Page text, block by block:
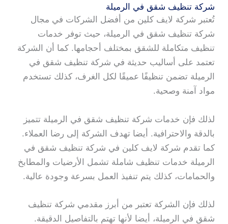
شركة تنظيف شقق في الرميلة
تُعتبر شركة لايف كلين من أفضل الشركات في مجال
شركة تنظيف شقق في الرميلة، حيث توفر خدمات
تنظيف متكاملة للشقق بمختلف أحجامها. كما أن الشركة
تعتمد على أساليب حديثة في شركة تنظيف شقق في
الرميلة تضمن تنظيفًا عميقًا لكل الغرف، كذلك تستخدم
مواد آمنة وصحية.
لذلك فإن خدمات شركة تنظيف شقق في الرميلة تتميز
بالدقة والاحترافية. أيضا تهدف الشركة إلى رضا العملاء.
كما تقدم شركة لايف كلين في شركة تنظيف شقق في
الرميلة خدمات تنظيف شاملة تشمل الأرضيات والمطابخ
والحمامات، كذلك يتم تنفيذ العمل بسرعة وجودة عالية.
لذلك فإن الشركة تعتبر من أبرز مقدمي شركة تنظيف
شقق في الرميلة، أيضا لأنها تهتم بالتفاصيل الدقيقة.